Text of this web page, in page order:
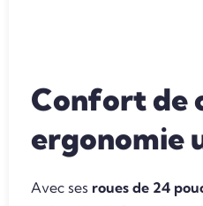
Confort de
ergonomie
Avec ses roues de 24